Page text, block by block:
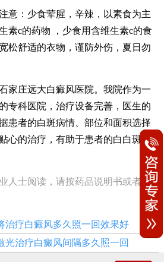
：少食荤腥，辛辣，以素食为主
素c的药物 ，少食用含维生素c的食
松舒适的衣物，谨防外伤，夏日勿
庄远大白癜风医院。我院作为一
专科医院，治疗设备完善，医生的
患者的白斑病情、部位和面积选择
心的治疗，有助于患者的白白斑尽
人士阅读，请按药品说明书或者在
治疗白癜风多久照一回效果好
光治疗白癜风间隔多久照一回